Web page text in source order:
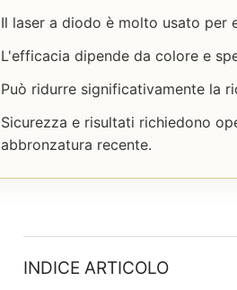
Il laser a diodo è molto usato per
L'efficacia dipende da colore e
Può ridurre significativamente la
Sicurezza e risultati richiedono
abbronzatura recente.
INDICE ARTICOLO